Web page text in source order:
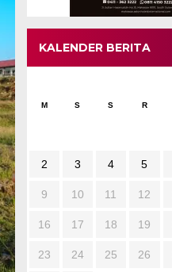
KALENDER BERITA
M S S R
2 3 4 5
9 10 11 12
16 17 18 19
23 24 25 26